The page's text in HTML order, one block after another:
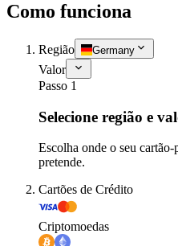
Como funciona
Região Germany
Valor
Passo 1
Selecione região e
Escolha onde o seu
pretende.
Cartões de Crédito
Criptomoedas